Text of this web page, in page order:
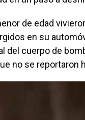
de edad
en su
del cuerpo de
no se